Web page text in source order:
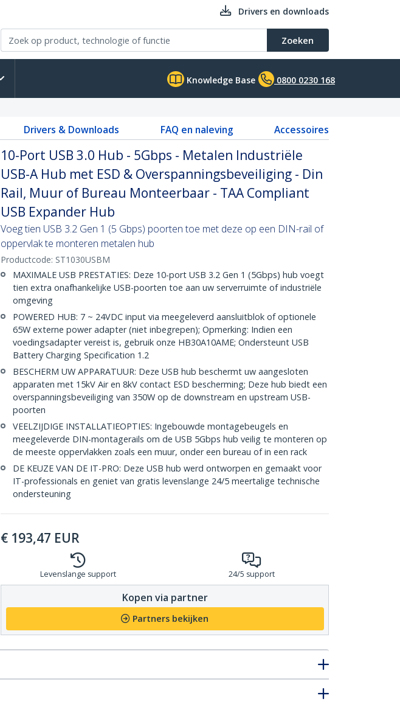
Drivers en downloads
Zoeken
Knowledge Base 0800 0230 168
Drivers & Downloads FAQ en naleving Accessoires
10-Port USB 3.0 Hub - 5Gbps - Metalen Industriële
USB-A Hub met ESD & Overspanningsbeveiliging - Din
Rail, Muur of Bureau Monteerbaar - TAA Compliant
USB Expander Hub
Voeg tien USB 3.2 Gen 1 (5 Gbps) poorten toe met deze op een DIN-rail of
oppervlak te monteren metalen hub
Productcode: ST1030USBM
MAXIMALE USB PRESTATIES: Deze 10-port USB 3.2 Gen 1 (5Gbps) hub voegt
tien extra onafhankelijke USB-poorten toe aan uw serverruimte of industriële
omgeving
POWERED HUB: 7 ~ 24VDC input via meegeleverd aansluitblok of optionele
65W externe power adapter (niet inbegrepen); Opmerking: Indien een
voedingsadapter vereist is, gebruik onze HB30A10AME; Ondersteunt USB
Battery Charging Specification 1.2
BESCHERM UW APPARATUUR: Deze USB hub beschermt uw aangesloten
apparaten met 15kV Air en 8kV contact ESD bescherming; Deze hub biedt een
overspanningsbeveiliging van 350W op de downstream en upstream USB-
poorten
VEELZIJDIGE INSTALLATIEOPTIES: Ingebouwde montagebeugels en
meegeleverde DIN-montagerails om de USB 5Gbps hub veilig te monteren op
de meeste oppervlakken zoals een muur, onder een bureau of in een rack
DE KEUZE VAN DE IT-PRO: Deze USB hub werd ontworpen en gemaakt voor
IT-professionals en geniet van gratis levenslange 24/5 meertalige technische
ondersteuning
€ 193,47 EUR
Levenslange support 24/5 support
Kopen via partner
Partners bekijken